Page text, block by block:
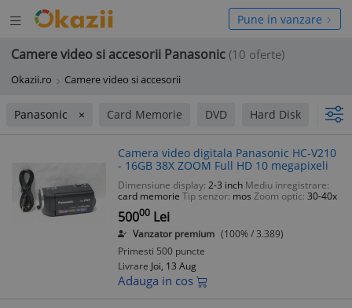
Deschide
meniul
Pune in vanzare
Camere video si accesorii Panasonic (10 oferte)
Okazii.ro Camere video si accesorii
Panasonic Card Memorie DVD Hard Disk Mini
Camera video digitala Panasonic HC-V210
- 16GB 38X ZOOM Full HD 10 megapixeli
Dimensiune display: 2-3 inch Mediu inregistrare:
card memorie Tip senzor: mos Zoom optic: 30-40x
50000 Lei
Vanzator premium (100% / 3.389)
Primesti 500 puncte
Livrare Joi, 13 Aug
Adauga in cos